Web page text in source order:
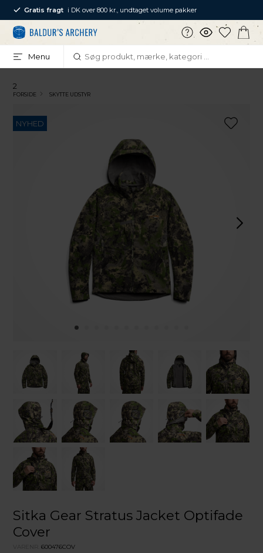
Gratis fragt i DK over 800 kr., undtaget volume pakker
Menu
2
FORSIDE SKYTTE UDSTYR
NYHED
Sitka Gear Stratus Jacket Optifade
Cover
VARENR.600476COV